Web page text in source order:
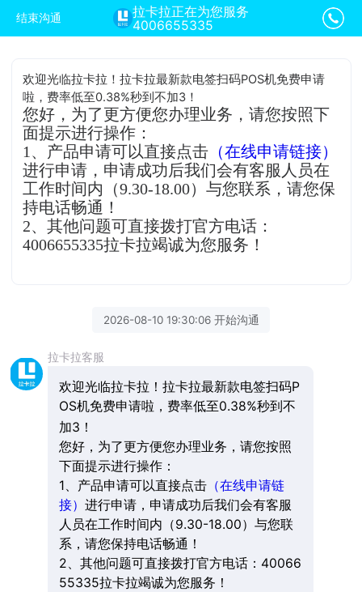
结束沟通
拉卡拉正在为您服务
4006655335
欢迎光临拉卡拉！拉卡拉最新款电签扫码POS机免费申请
啦，费率低至0.38%秒到不加3！
您好，为了更方便您办理业务，请您按照下
面提示进行操作：
1、产品申请可以直接点击 （在线申请链接）
进行申请，申请成功后我们会有客服人员在
工作时间内（9.30-18.00）与您联系，请您保
持电话畅通！
2、其他问题可直接拨打官方电话：
4006655335拉卡拉竭诚为您服务！
2026-08-10 19:30:06 开始沟通
拉卡拉客服
欢迎光临拉卡拉！拉卡拉最新款电签扫码P
OS机免费申请啦，费率低至0.38%秒到不
加3！
您好，为了更方便您办理业务，请您按照
下面提示进行操作：
1、产品申请可以直接点击（在线申请链
接） 进行申请，申请成功后我们会有客服
人员在工作时间内（9.30-18.00）与您联
系，请您保持电话畅通！
2、其他问题可直接拨打官方电话：40066
55335拉卡拉竭诚为您服务！